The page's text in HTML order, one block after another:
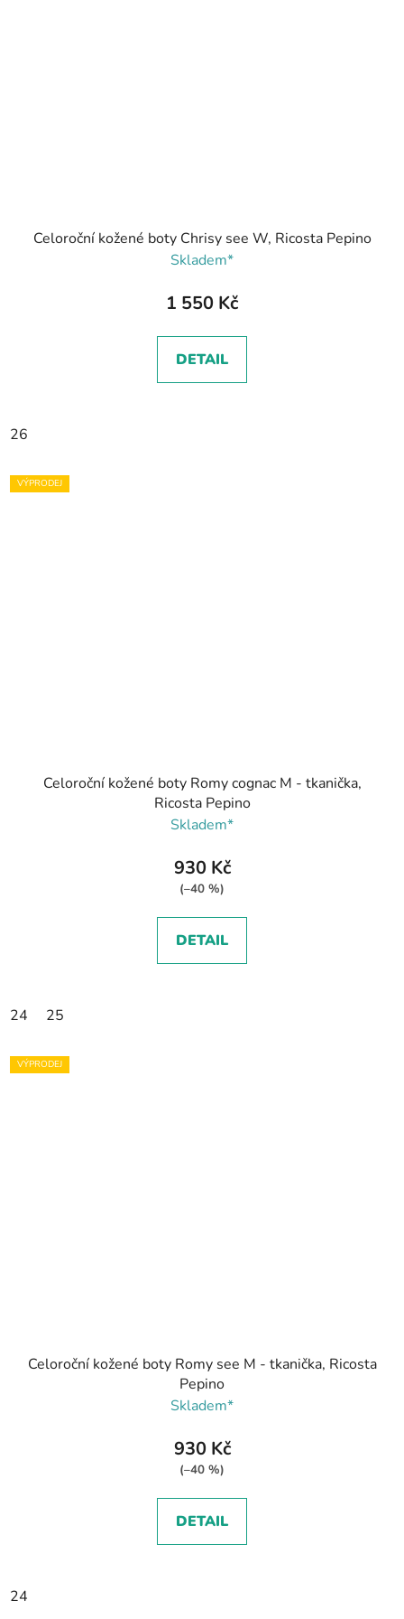
Celoroční kožené boty Chrisy see W, Ricosta Pepino
Skladem*
1 550 Kč
DETAIL
26
VÝPRODEJ
Celoroční kožené boty Romy cognac M - tkanička,
Ricosta Pepino
Skladem*
930 Kč
(–40 %)
DETAIL
24 25
VÝPRODEJ
Celoroční kožené boty Romy see M - tkanička, Ricosta
Pepino
Skladem*
930 Kč
(–40 %)
DETAIL
24